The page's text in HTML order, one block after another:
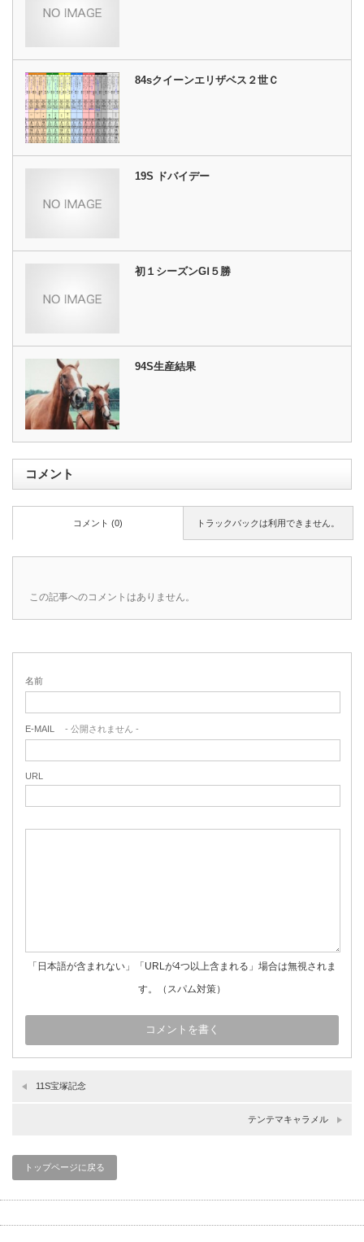
84sクイーンエリザベス２世Ｃ
19S ドバイデー
初１シーズンGⅠ５勝
94S生産結果
コメント
トラックバックは利用できません。
コメント (0)
この記事へのコメントはありません。
名前
E-MAIL - 公開されません -
URL
「日本語が含まれない」「URLが4つ以上含まれる」場合は無視されま
す。（スパム対策）
11S宝塚記念
テンテマキャラメル
トップページに戻る